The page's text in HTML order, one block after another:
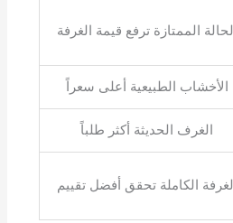
الحالة الممتازة ترفع قيمة الغرفة
الأخشاب الطبيعية أعلى سعراً
الغرف الحديثة أكثر طلباً
الغرفة الكاملة تحقق أفضل تقييم